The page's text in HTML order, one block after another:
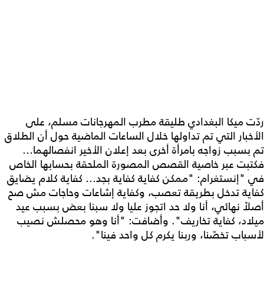
ردّت ميكا البغدادي طليقة مطرب المهرجانات مسلم، على
الأخبار التي تم تداولها خلال الساعات الماضية حول أن الطلاق
تم بسبب زواجه بامرأة أخرى بعد إعلان الأخير انفصالهما...
فكتبت عبر خاصية القصص المصورة الملحقة بحسابها الخاص
في "إنستغرام: "ممكن كفاية كفاية بجد... كفاية كلام يضايق
كفاية تدخل بطريقة تعصب، وكفاية إشاعات وحاجات مش صح
أصلاً نهائي، أنا ولا حد اتجوز عليا ولا سبنا بعض بسبب عيد
ميلاد، كفاية تخاريف". وأضافت: "أنا وهو محصلش نصيب
لأسباب تخصّنا، وربنا يكرم كل واحد فينا".